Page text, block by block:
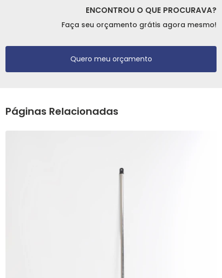
ENCONTROU O QUE PROCURAVA?
Faça seu orçamento grátis agora mesmo!
Quero meu orçamento
Páginas Relacionadas